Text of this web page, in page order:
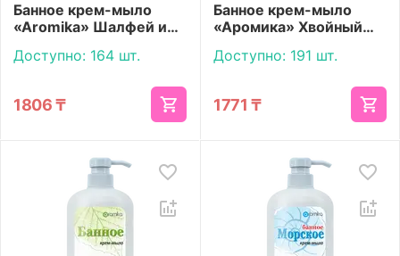
Банное крем-мыло
«Aromika» Шaлфей и
Доступно: 164 шт.
1806 ₸
Банное крем-мыло
«Аромика» Хвойный
Доступно: 191 шт.
1771 ₸